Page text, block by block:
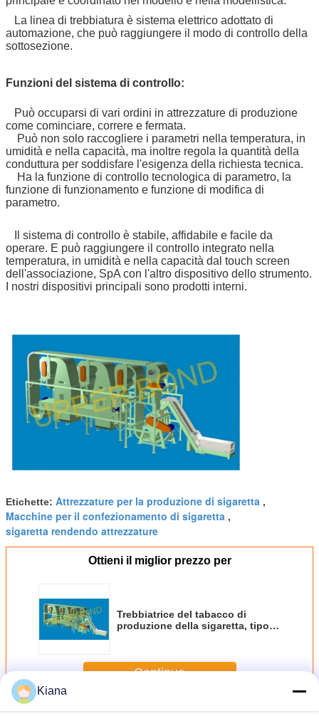
La linea di trebbiatura è sistema elettrico adottato di
automazione, che può raggiungere il modo di controllo della
sottosezione.
Funzioni del sistema di controllo:
Può occuparsi di vari ordini in attrezzature di produzione
come cominciare, correre e fermata.
Può non solo raccogliere i parametri nella temperatura, in
umidità e nella capacità, ma inoltre regola la quantità della
conduttura per soddisfare l'esigenza della richiesta tecnica.
Ha la funzione di controllo tecnologica di parametro, la
funzione di funzionamento e funzione di modifica di
parametro.
Il sistema di controllo è stabile, affidabile e facile da
operare. E può raggiungere il controllo integrato nella
temperatura, in umidità e nella capacità dal touch screen
dell'associazione, SpA con l'altro dispositivo dello strumento.
I nostri dispositivi principali sono prodotti interni.
Etichette: Attrezzature per la produzione di sigaretta ,
Macchine per il confezionamento di sigaretta ,
sigaretta rendendo attrezzature
Ottieni il miglior prezzo per
Trebbiatrice del tabacco di
produzione della sigaretta, tipo
Continua
PiùMacchina per la produzione del tabacco
Kiana